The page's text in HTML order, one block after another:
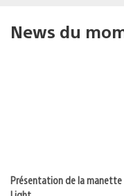
News du
Présentation de la manette